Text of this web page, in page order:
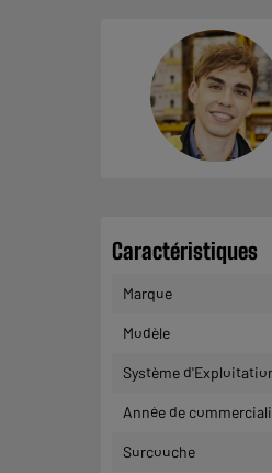
Caractéristiques
Marque
Modèle
Système
Année de
Surcouche